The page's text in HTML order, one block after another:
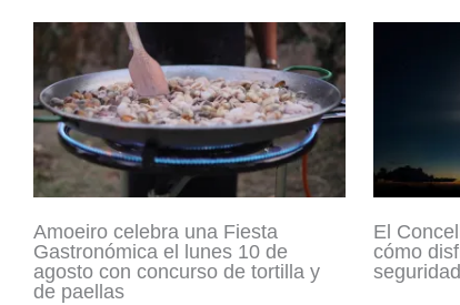
Amoeiro celebra una Fiesta
Gastronómica el lunes 10 de
agosto con concurso de tortilla y
de paellas
El
cómo
seguridad